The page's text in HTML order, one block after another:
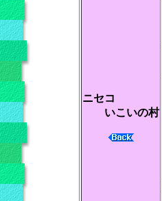
ニセコ
いこいの村